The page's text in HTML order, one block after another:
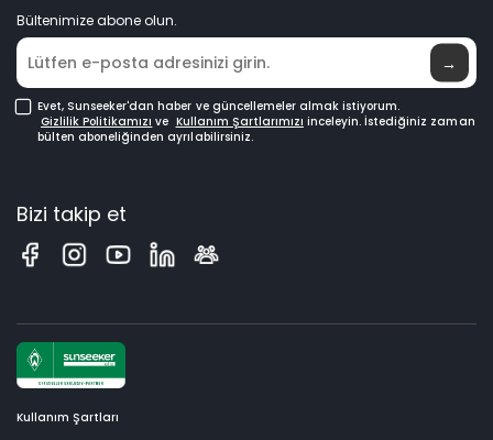
Nereden Satın Alınır
Bültenimize abone olun.
→
Evet, Sunseeker'dan haber ve güncellemeler almak istiyorum.
Gizlilik Politikamızı ve Kullanım Şartlarımızı inceleyin. İstediğiniz zaman
bülten aboneliğinden ayrılabilirsiniz.
Bizi takip et
Kullanım Şartları